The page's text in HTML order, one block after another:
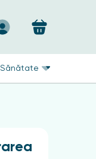
Sănătate